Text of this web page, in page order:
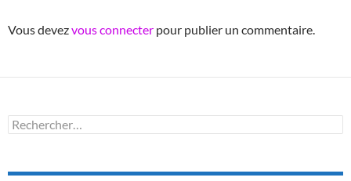
Vous devezvous connecter pour publier un commentaire.
Rechercher :